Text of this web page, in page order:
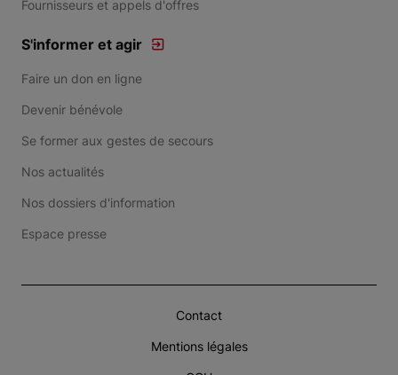
Fournisseurs et appels d'offres
S'informer et agir
Faire un don en ligne
Devenir bénévole
Se former aux gestes de secours
Nos actualités
Nos dossiers d'information
Espace presse
Contact
Mentions légales